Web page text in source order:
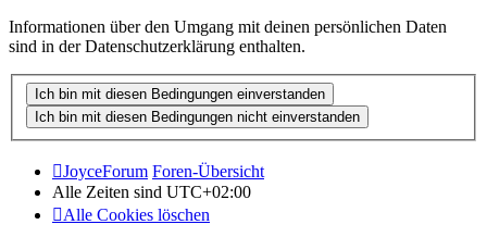
Informationen über den Umgang mit deinen persönlichen Daten
sind in der Datenschutzerklärung enthalten.
JoyceForum Foren-Übersicht
Alle Zeiten sind UTC+02:00
Alle Cookies löschen